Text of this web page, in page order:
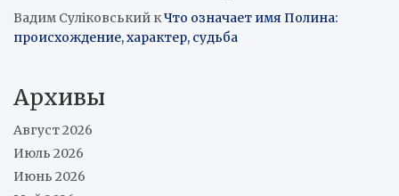
Вадим Суліковський кЧто означает имя Полина:
происхождение, характер, судьба
Архивы
Август 2026
Июль 2026
Июнь 2026